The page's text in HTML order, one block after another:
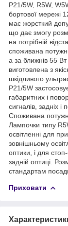
P21/5W, R5W,
бортової мережі
має жорсткий
що дає змогу
на потрібній
споживана
а за ближнів 55
виготовлена з
шкідливого
P21/5W
габаритних і
сигналів, задніх і
Споживана
Лампочки типу
освітленні для
зовнішньому
оптики, і для
задній оптиці.
стандартам
Приховати